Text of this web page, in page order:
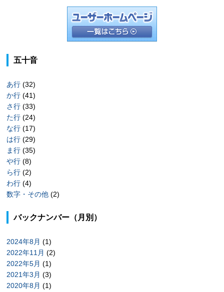
五十音
あ行 (32)
か行 (41)
さ行 (33)
た行 (24)
な行 (17)
は行 (29)
ま行 (35)
や行 (8)
ら行 (2)
わ行 (4)
数字・その他 (2)
バックナンバー（月別）
2024年8月 (1)
2022年11月 (2)
2022年5月 (1)
2021年3月 (3)
2020年8月 (1)